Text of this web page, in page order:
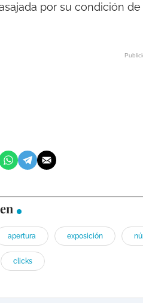
por su condición
apertura exposición
clicks